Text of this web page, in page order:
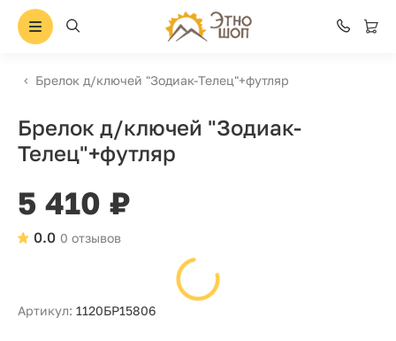
Брелок д/ключей "Зодиак-Телец"+футляр
Брелок д/ключей "Зодиак-
Телец"+футляр
5 410 ₽
0 отзывов
0.0
Артикул: 1120БР15806